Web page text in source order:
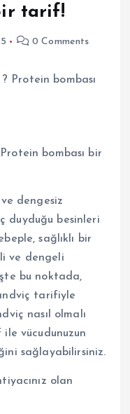
tarif!
0 Comments
bombası bir
ve dengesiz
duyduğu besinleri
sağlıklı bir
ve dengeli
bu noktada,
tarifiyle
nasıl olmalı
vücudunuzun
sağlayabilirsiniz.
olan